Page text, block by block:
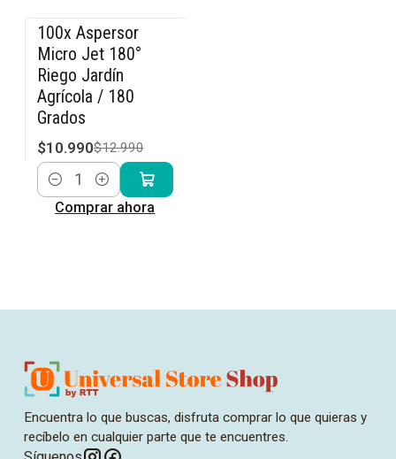
-15% OFF
100x Aspersor
Micro Jet 180°
Riego Jardín
Agrícola / 180
Grados
$10.990$12.990
Cantidad
Comprar ahora
Encuentra lo que buscas, disfruta comprar lo que quieras y
recíbelo en cualquier parte que te encuentres.